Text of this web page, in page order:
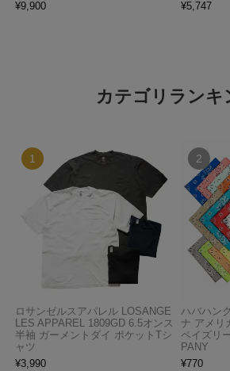
¥9,900
¥5,747
カテゴリランキ
ロサンゼルスアパレル LOSANGE
LES APPAREL 1809GD 6.5オンス
半袖 ガーメントダイ ポケットTシ
ャツ
¥3,990
ハバハン
ナ アメリ
ペイズリ
PANY
¥770